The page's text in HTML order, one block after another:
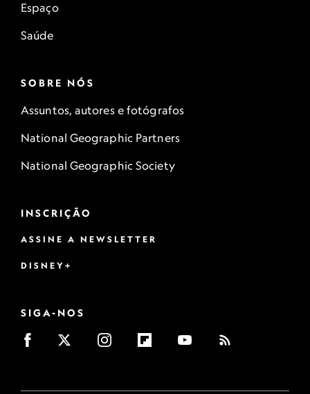
Espaço
Saúde
SOBRE NÓS
Assuntos, autores e fotógrafos
National Geographic Partners
National Geographic Society
INSCRIÇÃO
ASSINE A NEWSLETTER
DISNEY+
SIGA-NOS